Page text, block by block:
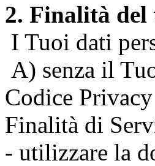
2. Finalità
I Tuoi dati
A) senza il
Codice
Finalità di
- utilizzare la